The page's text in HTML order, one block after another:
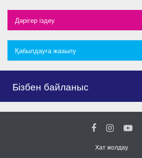
Дәрігер іздеу
Қабылдауға жазылу
Бізбен байланыс
Хат жолдау